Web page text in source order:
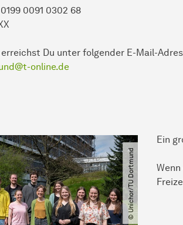
0091 0302 68
erreichst Du unter folgender E-Mail-
online.de
© Unichor​/​TU Dortmund
Ein